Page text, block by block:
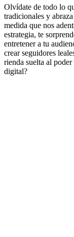
Olvídate de todo lo
tradicionales y
medida que nos
estrategia, te
entretener a tu
crear seguidores
rienda suelta al
digital?